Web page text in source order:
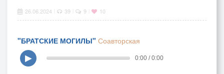
26.06.2024 39 9 10
"БРАТСКИЕ МОГИЛЫ" Соавторская
▶
0:00 / 0:00